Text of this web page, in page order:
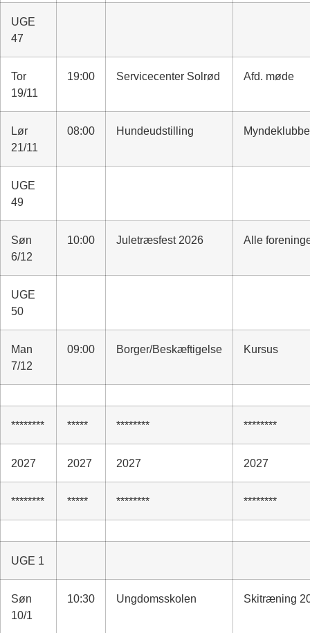
UGE
47
Tor
19/11
19:00 Servicecenter Solrød Afd. møde
Lør
21/11
08:00 Hundeudstilling
UGE
49
Søn
6/12
10:00 Juletræsfest 2026 Alle
UGE
50
Man
7/12
09:00 Borger/Beskæftigelse Kursus
******** ***** ******** ********
2027 2027 2027 2027
******** ***** ******** ********
UGE 1
Søn
10/1
10:30 Ungdomsskolen Skitræning